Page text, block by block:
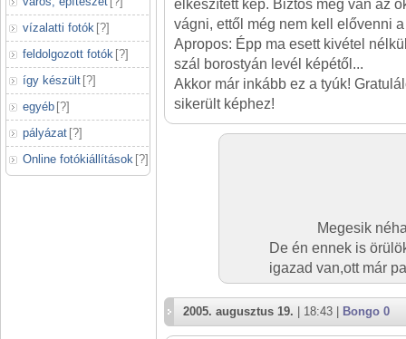
vízalatti fotók [?]
feldolgozott fotók [?]
így készült [?]
egyéb [?]
pályázat [?]
Online fotókiállítások [?]
elkészített kép. Biztos meg van az
vágni, ettől még nem kell elővenni
Apropos: Épp ma esett kivétel
szál borostyán levél képétől...
Akkor már inkább ez a tyúk!
sikerült képhez!
Megesik
De én ennek is
igazad van,ott már
2005. augusztus 19. | 18:43 | Bongo 0